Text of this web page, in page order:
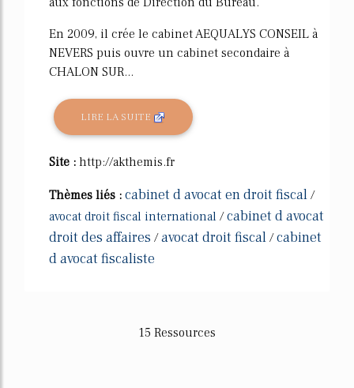
En 2009, il crée le cabinet AEQUALYS CONSEIL à
NEVERS puis ouvre un cabinet secondaire à
CHALON SUR...
LIRE LA SUITE
Site : http://akthemis.fr
Thèmes liés : cabinet d avocat en droit fiscal /
avocat droit fiscal international /cabinet d avocat
droit des affaires /avocat droit fiscal /cabinet
d avocat fiscaliste
15 Ressources